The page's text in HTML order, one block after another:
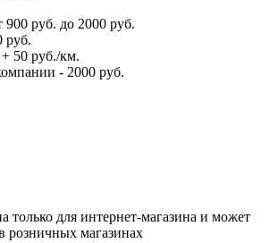
руб. до 2000 руб.
руб.
50 руб./км.
- 2000 руб.
только для интернет-магазина и может
розничных магазинах